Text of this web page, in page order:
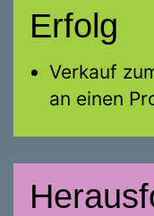
Erfolg
Verkauf
an einen